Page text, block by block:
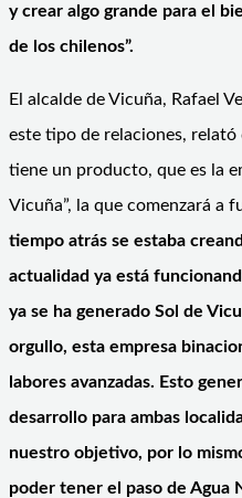
y crear algo grande para el
de los chilenos”.
El alcalde de Vicuña, Rafael
este tipo de relaciones,
tiene un producto, que es la
Vicuña”, la que comenzará a
tiempo atrás se estaba
actualidad ya está
ya se ha generado Sol de
orgullo, esta empresa
labores avanzadas. Esto
desarrollo para ambas
nuestro objetivo, por lo
poder tener el paso de Agua